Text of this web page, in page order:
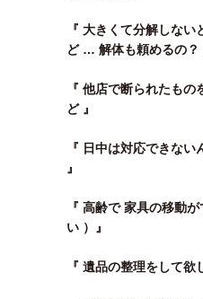
『 大きくて分解しな
ど … 解体も頼めるの？
『 他店で断られたも
ど 』
『 日中は対応できな
』
『 高齢で 家具の移動
い ）』
『 遺品の整理をして欲